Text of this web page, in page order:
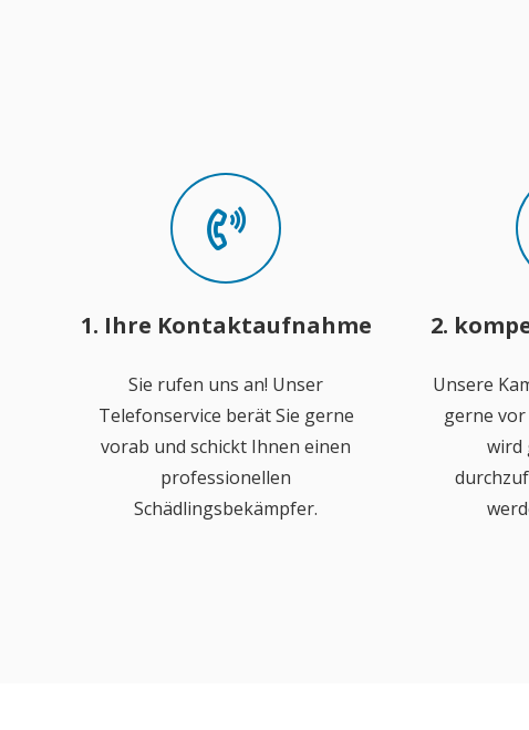
1. Ihre Kontaktaufnahme
Sie rufen uns an! Unser
Telefonservice berät Sie gerne
vorab und schickt Ihnen einen
professionellen
Schädlingsbekämpfer.
2.
Unsere
gerne
wird